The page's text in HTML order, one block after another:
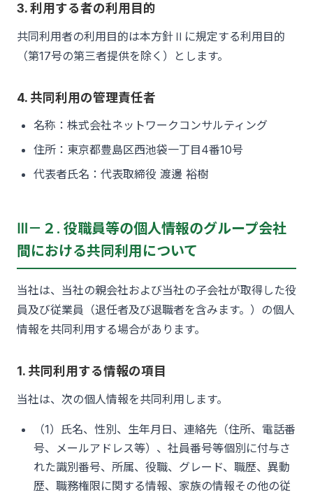
3. 利用する者の利用目的
共同利用者の利用目的は本方針Ⅱに規定する利用目的
（第17号の第三者提供を除く）とします。
4. 共同利用の管理責任者
名称：株式会社ネットワークコンサルティング
住所：東京都豊島区西池袋一丁目4番10号
代表者氏名：代表取締役 渡邊 裕樹
Ⅲ－２. 役職員等の個人情報のグループ会社
間における共同利用について
当社は、当社の親会社および当社の子会社が取得した役
員及び従業員（退任者及び退職者を含みます。）の個人
情報を共同利用する場合があります。
1. 共同利用する情報の項目
当社は、次の個人情報を共同利用します。
（1）氏名、性別、生年月日、連絡先（住所、電話番
号、メールアドレス等）、社員番号等個別に付与さ
れた識別番号、所属、役職、グレード、職歴、異動
歴、職務権限に関する情報、家族の情報その他の従